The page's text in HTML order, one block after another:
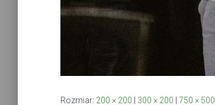
Rozmiar: 200 × 200 300 × 200 750 × 500